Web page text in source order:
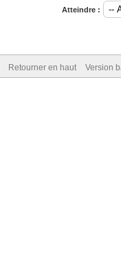
Atteindre :
Retourner en haut Version